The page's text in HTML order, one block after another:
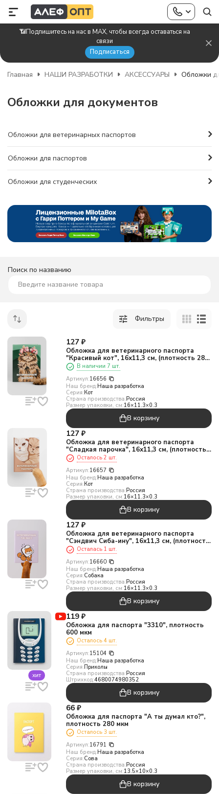
📶Подпишитесь на нас в MAX, чтобы всегда оставаться на
связи
Подписаться
Главная НАШИ РАЗРАБОТКИ АКСЕССУАРЫ Обложки
Обложки для документов
Обложки для ветеринарных паспортов
Обложки для паспортов
Обложки для студенческих
Поиск по названию
Фильтры
127 ₽
Обложка для ветеринарного паспорта
"Красивый кот", 16х11,3 см, (плотность 280
мкм)В наличии 7 шт.
Артикул:16656
Наш бренд:Наша разработка
Серия:Кот
Страна производства:Россия
Размер упаковки, см:16×11.3×0.3
В корзину
127 ₽
Обложка для ветеринарного паспорта
"Сладкая парочка", 16х11,3 см, (плотность
280 мкм)
Осталось 2 шт.
Артикул:16657
Наш бренд:Наша разработка
Серия:Кот
Страна производства:Россия
Размер упаковки, см:16×11.3×0.3
В корзину
127 ₽
Обложка для ветеринарного паспорта
"Сэндвич Сиба-ину", 16х11,3 см, (плотность
280 мкм)
Осталась 1 шт.
Артикул:16660
Наш бренд:Наша разработка
Серия:Собака
Страна производства:Россия
Размер упаковки, см:16×11.3×0.3
В корзину
хит
119 ₽
Обложка для паспорта "3310", плотность
600 мкм
Осталось 4 шт.
Артикул:15104
Наш бренд:Наша разработка
Серия:Приколы
Страна производства:Россия
Штрихкод:4680074980352
В корзину
66 ₽
Обложка для паспорта "А ты думал кто?",
плотность 280 мкм
Осталось 3 шт.
Артикул:16791
Наш бренд:Наша разработка
Серия:Сова
Страна производства:Россия
Размер упаковки, см:13.5×10×0.3
В корзину